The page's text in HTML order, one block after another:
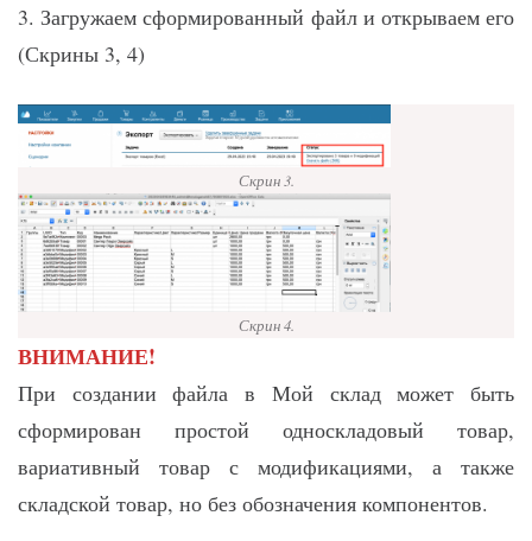
3. Загружаем сформированный файл и открываем его
(Скрины 3, 4)
Скрин 3.
Скрин 4.
ВНИМАНИЕ!
При создании файла в Мой склад может быть
сформирован простой односкладовый товар,
вариативный товар с модификациями, а также
складской товар, но без обозначения компонентов.